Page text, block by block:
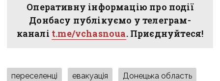
Оперативну інформацію про події
Донбасу публікуємо у телеграм-
каналі t.me/vchasnoua. Приєднуйтеся!
переселенці евакуація Донецька область